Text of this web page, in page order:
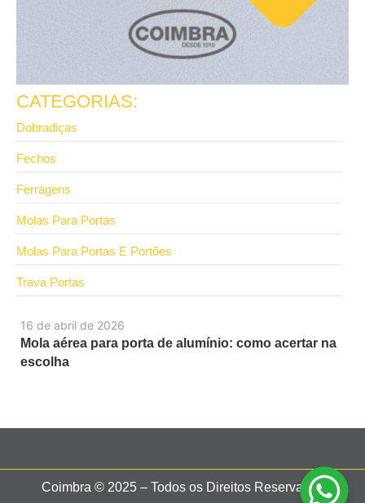
16 de abril de 2026
Mola aérea para porta de alumínio: como acertar na
escolha
CATEGORIAS:
Dobradiças
Fechos
Ferragens
Molas Para Portas
Molas Para Portas E Portões
Trava Portas
Coimbra © 2025 – Todos os Direitos Reservados